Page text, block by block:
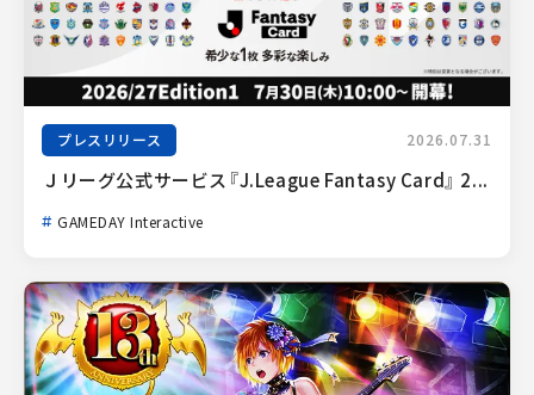
プレスリリース 2026.07.31
Ｊリーグ公式サービス『J.League Fantasy Card』 2...
GAMEDAY Interactive